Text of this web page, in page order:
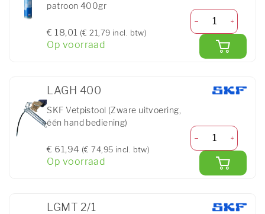
patroon 400gr
€ 18,01 (€ 21,79 incl. btw)
Op voorraad
LAGH 400
SKF Vetpistool (Zware uitvoering,
één hand bediening)
€ 61,94 (€ 74,95 incl. btw)
Op voorraad
LGMT 2/1